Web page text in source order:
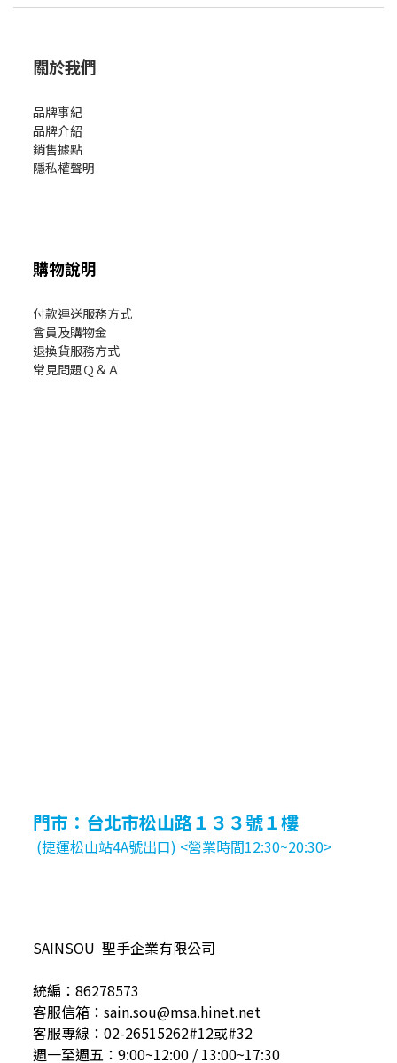
關於我們
品牌事紀
品牌介紹
銷售據點
隱私權聲明
購物說明
付款運送服務方式
會員及購物金
退換貨服務方式
常見問題Ｑ＆Ａ
門市：台北市松山路１３３號１樓
(捷運松山站4A號出口) <營業時間12:30~20:30>
SAINSOU 聖手企業有限公司
統編：86278573
客服信箱：sain.sou@msa.hinet.net
客服專線：02-26515262#12或#32
週一至週五：9:00~12:00 / 13:00~17:30